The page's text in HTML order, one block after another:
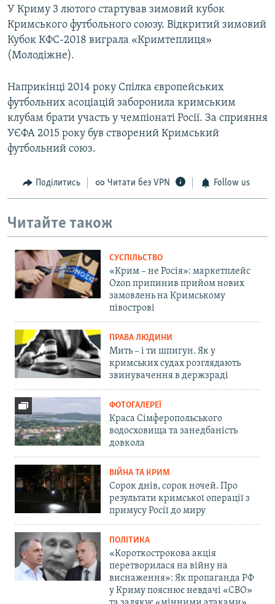
У Криму 3 лютого стартував зимовий кубок
Кримського футбольного союзу. Відкритий зимовий
Кубок КФС-2018 виграла «Кримтеплиця»
(Молодіжне).
Наприкінці 2014 року Спілка європейських
футбольних асоціацій заборонила кримським
клубам брати участь у чемпіонаті Росії. За сприяння
УЄФА 2015 року був створений Кримський
футбольний союз.
Поділитись Читати без VPN Follow us
Читайте також
СУСПІЛЬСТВО
«Крим – не Росія»: маркетплейс
Ozon припинив прийом нових
замовлень на Кримському
півострові
ПРАВА ЛЮДИНИ
Мить – і ти шпигун. Як у
кримських судах розглядають
звинувачення в держзраді
ФОТОГАЛЕРЕЇ
Краса Сімферопольського
водосховища та занедбаність
довкола
ВІЙНА ТА КРИМ
Сорок днів, сорок ночей. Про
результати кримської операції з
примусу Росії до миру
ПОЛІТИКА
«Короткострокова акція
перетворилася на війну на
виснаження»: Як пропаганда РФ
у Криму пояснює невдачі «СВО»